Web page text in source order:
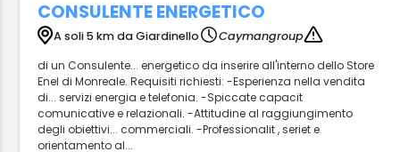
CONSULENTE ENERGETICO
A soli 5 km da Giardinello
Caymangroup
di un Consulente... energetico da inserire all'interno dello Store
Enel di Monreale. Requisiti richiesti: -Esperienza nella vendita
di... servizi energia e telefonia. -Spiccate capacit
comunicative e relazionali. -Attitudine al raggiungimento
degli obiettivi... commerciali. -Professionalit , seriet e
orientamento al...